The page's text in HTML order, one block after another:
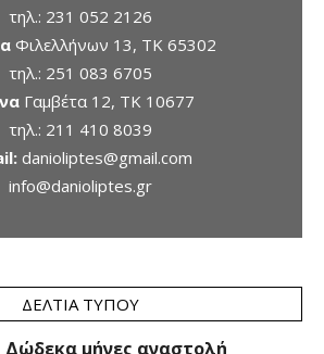
τηλ.: 231 052 2126
Φιλελλήνων 13, ΤΚ 65302
τηλ.: 251 083 6705
Γαμβέτα 12, ΤΚ 10677
τηλ.: 211 410 8039
danioliptes@gmail.com
info@danioliptes.gr
ΔΕΛΤΊΑ ΤΎΠΟΥ
Δώδεκα μήνες αναστολή